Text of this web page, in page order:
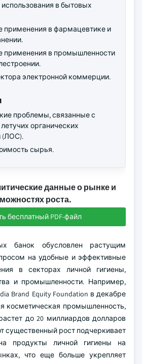
в бытовых
применения в фармацевтике и
применения в промышленности
электронной коммерции.
проблемы, связанные с
органических
(ЛОС).
сырья.
данные о рынке и
роста.
бесплатный PDF-файл
банок обусловлен растущим
на удобные и эффективные
в секторах личной гигиены,
и промышленности. Например,
Brand Equity Foundation в декабре
косметическая промышленность,
до 20 миллиардов долларов
существенный рост подчеркивает
продукты личной гигиены на
что еще больше укрепляет